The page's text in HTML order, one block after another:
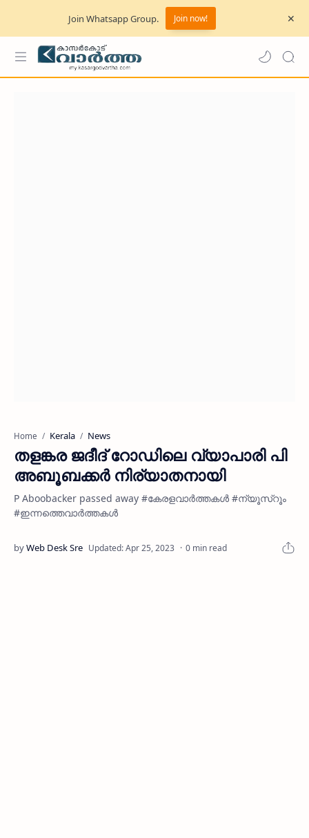
Join Whatsapp Group. Join now!
Home Kerala News
തളങ്കര ജദീദ് റോഡിലെ വ്യാപാരി പി
അബൂബക്കര്‍ നിര്യാതനായി
P Aboobacker passed away #കേരളവാർത്തകൾ #ന്യൂസ്റൂം
#ഇന്നത്തെവാർത്തകൾ
0 min read